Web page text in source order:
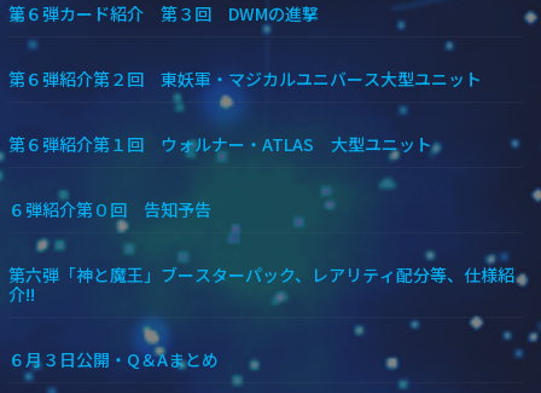
第６弾カード紹介 第３回 DWMの進撃
第６弾紹介第２回 東妖軍・マジカルユニバース大型ユニット
第６弾紹介第１回 ウォルナー・ATLAS 大型ユニット
６弾紹介第０回 告知予告
第六弾「神と魔王」ブースターパック、レアリティ配分等、仕様紹
介!!
６月３日公開・Q＆Aまとめ